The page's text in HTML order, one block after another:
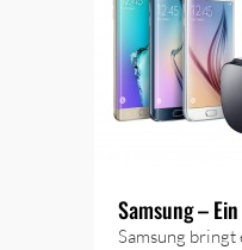
Samsung –
Samsung